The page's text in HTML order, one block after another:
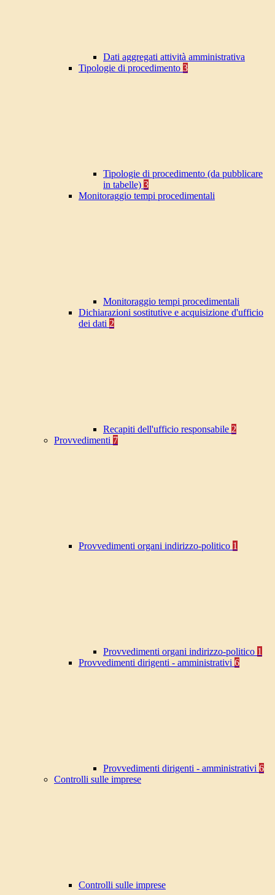
Dati aggregati attività amministrativa
Tipologie di procedimento 3
Tipologie di procedimento (da pubblicare
in tabelle) 3
Monitoraggio tempi procedimentali
Monitoraggio tempi procedimentali
Dichiarazioni sostitutive e acquisizione d'ufficio
dei dati 2
Recapiti dell'ufficio responsabile 2
Provvedimenti 7
Provvedimenti organi indirizzo-politico 1
Provvedimenti organi indirizzo-politico 1
Provvedimenti dirigenti - amministrativi 6
Provvedimenti dirigenti - amministrativi 6
Controlli sulle imprese
Controlli sulle imprese